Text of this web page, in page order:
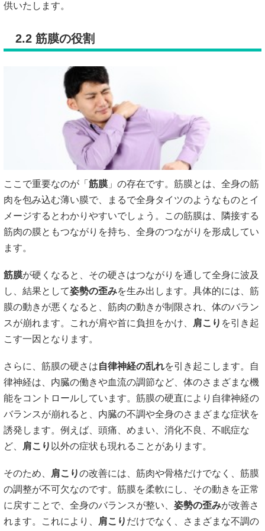
供いたします。
2.2 筋膜の役割
ここで重要なのが「 筋膜 」の存在です。筋膜とは、全身の筋
肉を包み込む薄い膜で、まるで全身タイツのようなものとイ
メージするとわかりやすいでしょう。この筋膜は、隣接する
筋肉の膜ともつながりを持ち、全身のつながりを形成してい
ます。
筋膜が硬くなると、その硬さはつながりを通して全身に波及
し、結果として姿勢の歪みを生み出します。具体的には、筋
膜の動きが悪くなると、筋肉の動きが制限され、体のバラン
スが崩れます。これが肩や首に負担をかけ、
肩こり を引き起
こす一因となります。
さらに、筋膜の硬さは自律神経の乱れを引き起こします。自
律神経は、内臓の働きや血流の調節など、体のさまざまな機
能をコントロールしています。筋膜の硬直により自律神経の
バランスが崩れると、内臓の不調や全身のさまざまな症状を
誘発します。例えば、頭痛、めまい、消化不良、不眠症な
ど、
肩こり 以外の症状も現れることがあります。
そのため、 肩こりの改善には、筋肉や骨格だけでなく、筋膜
の調整が不可欠なのです。筋膜を柔軟にし、その動きを正常
に戻すことで、全身のバランスが整い、 姿勢の歪みが改善さ
れます。これにより、
肩こり だけでなく、さまざまな不調の